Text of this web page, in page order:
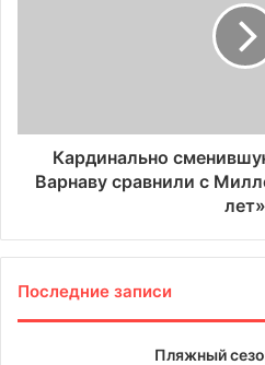
Кардинально
Варнаву сравнили с
лет»
Последние записи
Пляжный